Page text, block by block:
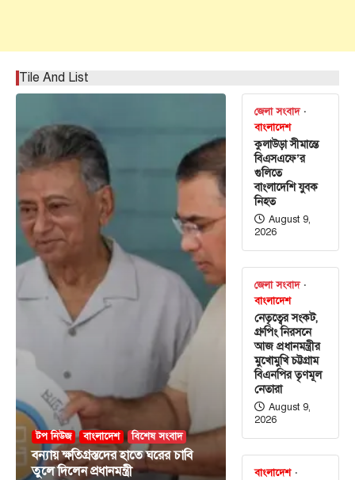
Tile And List
টপ নিউজ বাংলাদেশ বিশেষ সংবাদ
বন্যায় ক্ষতিগ্রস্তদের হাতে ঘরের চাবি
তুলে দিলেন প্রধানমন্ত্রী
জেলা সংবাদ
বাংলাদেশ
কুলাউড়া সীমান্তে
বিএসএফে’র
গুলিতে
বাংলাদেশি যুবক
নিহত
August 9,
2026
জেলা সংবাদ
বাংলাদেশ
নেতৃত্বের সংকট,
গ্রুপিং নিরসনে
আজ প্রধানমন্ত্রীর
মুখোমুখি চট্টগ্রাম
বিএনপির তৃণমূল
নেতারা
August 9,
2026
বাংলাদেশ